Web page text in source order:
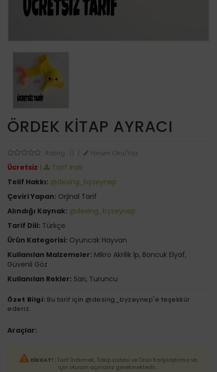
ÖRDEK KITAP AYRACI
Rating : () Yorum Oku/Yaz
Ücretsiz |
Tarif İndir
Telif Hakkı: @desing_byzeynep
Çeviri Yapan: Orjinal Tarif
Alındığı Kaynak: @desing_byzeynep
Tarif Dili: Türkçe
Ürün Kategorisi: Oyuncak Hayvan
Kullanılan Malzemeler: Mikro Akrilik İp, Boncuk Elyaf,
Güvenli Göz
Kullanılan Rekler: Sarı, Turuncu
Özet Bilgi: Bu tarif için @desing_byzeynep'e teşekkür
ederiz.
Araçlar:
DİKKAT! :Tarif İndirmek, Takip Listesi ve Ürün Karşılaştırma vb.
için oturum açmanız gerekmektedir....